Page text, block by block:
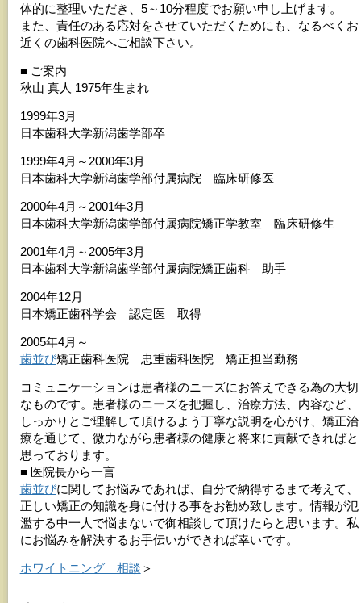
体的に整理いただき、5～10分程度でお願い申し上げます。
また、責任のある応対をさせていただくためにも、なるべくお
近くの歯科医院へご相談下さい。
■ ご案内
秋山 真人 1975年生まれ
1999年3月
日本歯科大学新潟歯学部卒
1999年4月～2000年3月
日本歯科大学新潟歯学部付属病院 臨床研修医
2000年4月～2001年3月
日本歯科大学新潟歯学部付属病院矯正学教室 臨床研修生
2001年4月～2005年3月
日本歯科大学新潟歯学部付属病院矯正歯科 助手
2004年12月
日本矯正歯科学会 認定医 取得
2005年4月～
歯並び矯正歯科医院 忠重歯科医院 矯正担当勤務
コミュニケーションは患者様のニーズにお答えできる為の大切
なものです。患者様のニーズを把握し、治療方法、内容など、
しっかりとご理解して頂けるよう丁寧な説明を心がけ、矯正治
療を通じて、微力ながら患者様の健康と将来に貢献できればと
思っております。
■ 医院長から一言
歯並びに関してお悩みであれば、自分で納得するまで考えて、
正しい矯正の知識を身に付ける事をお勧め致します。情報が氾
濫する中一人で悩まないで御相談して頂けたらと思います。私
にお悩みを解決するお手伝いができれば幸いです。
ホワイトニング 相談 ＞